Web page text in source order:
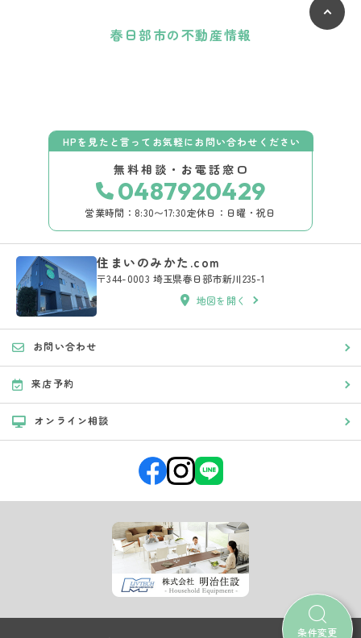
条件変更
春日部市の不動産情報
HPを見たと言ってお気軽にお問い合わせください
無料相談・お電話窓口
0487920429
営業時間：8:30〜17:30定休日：日曜・祝日
住まいのみかた.com
〒344-0003 埼玉県春日部市新川235-1
地図を開く
お問い合わせ
来店予約
オンライン相談